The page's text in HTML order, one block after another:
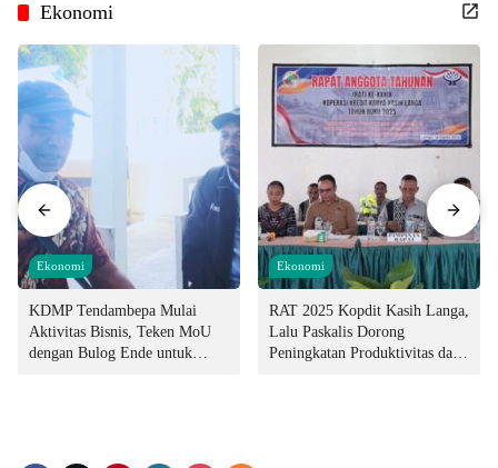
Ekonomi
Ekonomi
KDMP Tendambepa Mulai
Aktivitas Bisnis, Teken MoU
dengan Bulog Ende untuk
Ekonomi
RAT 2025 Kopdit Kasih Langa,
Lalu Paskalis Dorong
Peningkatan Produktivitas dan